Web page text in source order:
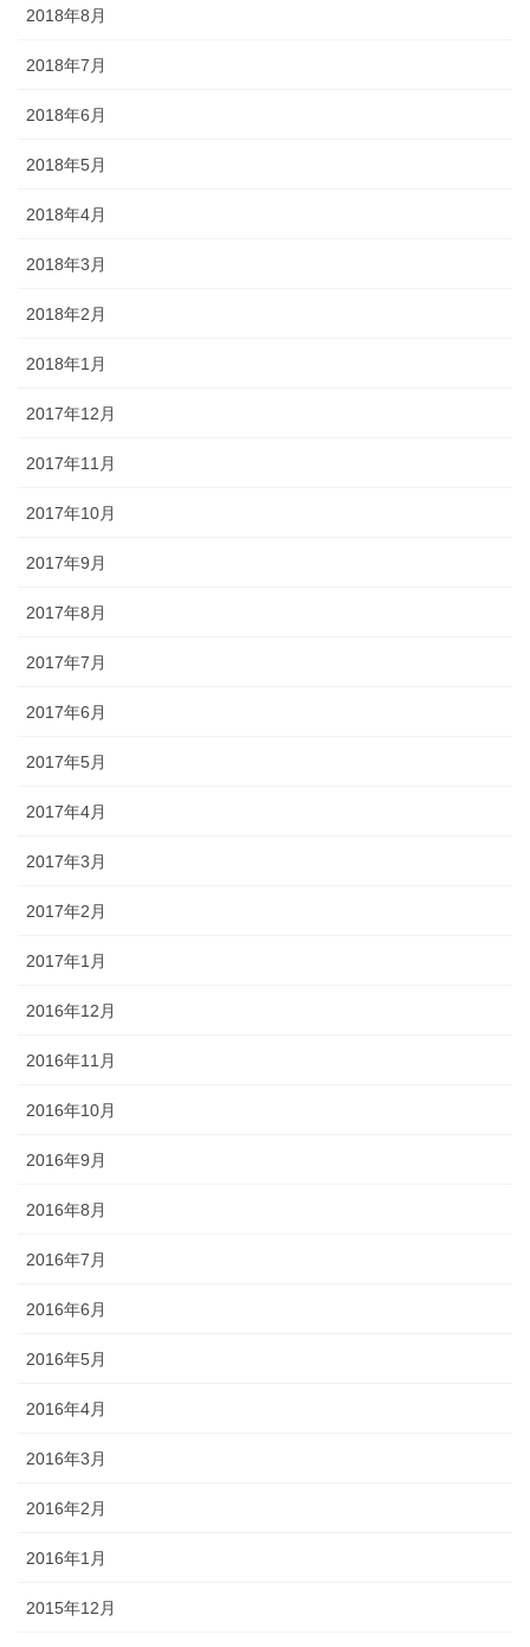
2018年8月
2018年7月
2018年6月
2018年5月
2018年4月
2018年3月
2018年2月
2018年1月
2017年12月
2017年11月
2017年10月
2017年9月
2017年8月
2017年7月
2017年6月
2017年5月
2017年4月
2017年3月
2017年2月
2017年1月
2016年12月
2016年11月
2016年10月
2016年9月
2016年8月
2016年7月
2016年6月
2016年5月
2016年4月
2016年3月
2016年2月
2016年1月
2015年12月